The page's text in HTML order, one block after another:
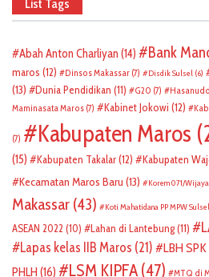
List Tags
Abah Anton Charliyan (14) Bank
maros (12) Dinsos Makassar (7) Disdik Sulsel (6)
(13)
Dunia Pendidikan (11) G20 (7)
Maminasata Maros (7) Kabinet Jokowi (12)
(7) Kabupaten Maros
(15)
Kabupaten Takalar(12) Kabupaten
Kecamatan Maros Baru (13) Korem 071/
Makassar (43) Koti Mahatidana PP MPW Sulsel
ASEAN 2022 (10) Lahan di Lantebung(11)
Lapas kelas IIB Maros (21) LBH
PHLH (16) LSM KIPFA (47) MTQ di